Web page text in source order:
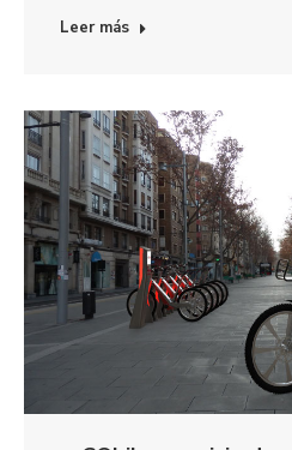
Leer más